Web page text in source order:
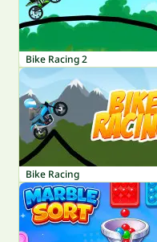
Bike Racing 2
Bike Racing